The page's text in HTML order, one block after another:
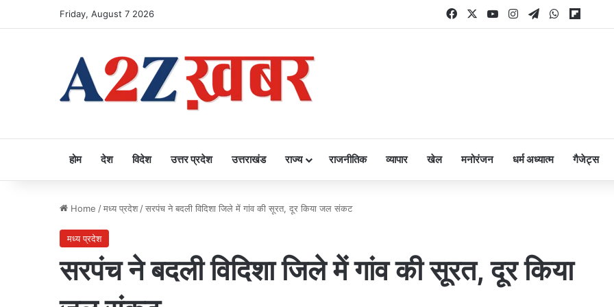
Friday, August 7 2026 FacebookYouTubeInstagram
TelegramWhatsApp
होम देश विदेश उत्तर प्रदेश उत्तराखंड राज्य राजनीतिक व्यापार खेल मनोरंजन धर्म अध्यात्म गैजेट्स
Home /मध्य प्रदेश /सरपंच ने बदली विदिशा जिले में गांव की सूरत, दूर किया जल संकट
मध्य प्रदेश
सरपंच ने बदली विदिशा जिले में गांव की सूरत, दूर किया